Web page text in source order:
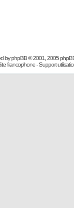
byphpBB© 2001, 2005
francophone-Support